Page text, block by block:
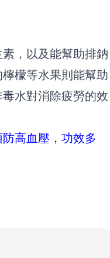
，以及能幫助排鈉
檬等水果則能幫助
水對消除疲勞的效
高血壓，功效多